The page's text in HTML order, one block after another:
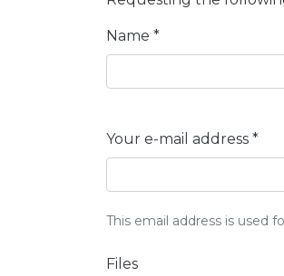
Name *
Your e-mail address *
This email address is used
Files